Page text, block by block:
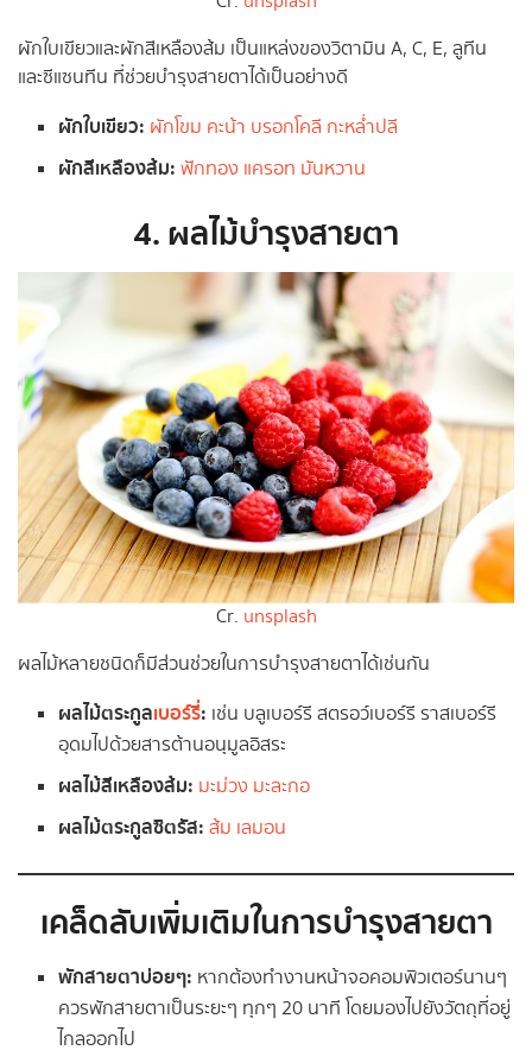
ผักใบเขียวและผักสีเหลืองส้ม เป็นแหล่งของวิตามิน A, C, E, ลูทีน
และซีแซนทีน ที่ช่วยบำรุงสายตาได้เป็นอย่างดี
ผักใบเขียว: ผักโขม คะน้า บรอกโคลี กะหล่ำปลี
ผักสีเหลืองส้ม: ฟักทอง แครอท มันหวาน
4. ผลไม้บำรุงสายตา
Cr. unsplash
ผลไม้หลายชนิดก็มีส่วนช่วยในการบำรุงสายตาได้เช่นกัน
ผลไม้ตระกูลเบอร์รี่: เช่น บลูเบอร์รี สตรอว์เบอร์รี ราสเบอร์รี
อุดมไปด้วยสารต้านอนุมูลอิสระ
ผลไม้สีเหลืองส้ม: มะม่วง มะละกอ
ผลไม้ตระกูลซิตรัส: ส้ม เลมอน
เคล็ดลับเพิ่มเติมในการบำรุงสายตา
พักสายตาบ่อยๆ: หากต้องทำงานหน้าจอคอมพิวเตอร์นานๆ
ควรพักสายตาเป็นระยะๆ ทุกๆ 20 นาที โดยมองไปยังวัตถุที่อยู่
ไกลออกไป